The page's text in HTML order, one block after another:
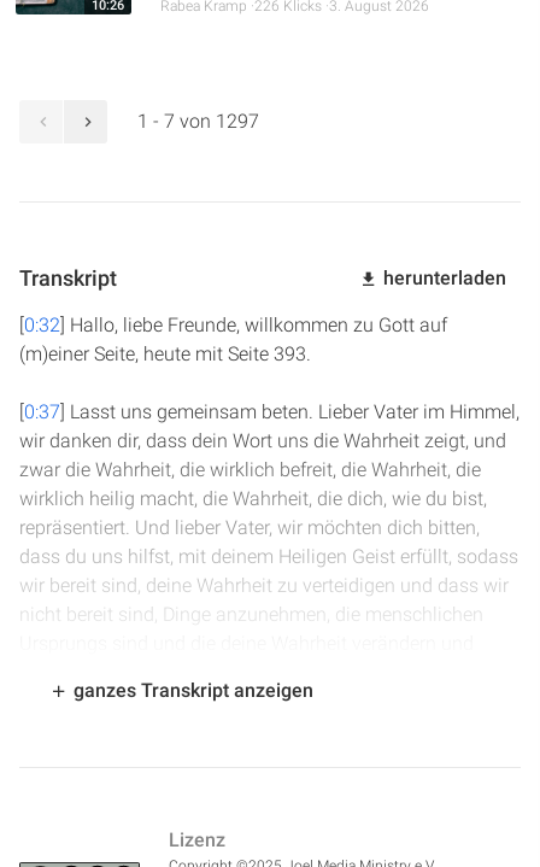
10:26 Rabea Kramp 226 Klicks 3. August 2026
1 - 7 von 1297
Transkript herunterladen
[0:32] Hallo, liebe Freunde, willkommen zu Gott auf
(m)einer Seite, heute mit Seite 393.
[0:37] Lasst uns gemeinsam beten. Lieber Vater im Himmel,
wir danken dir, dass dein Wort uns die Wahrheit zeigt, und
zwar die Wahrheit, die wirklich befreit, die Wahrheit, die
wirklich heilig macht, die Wahrheit, die dich, wie du bist,
repräsentiert. Und lieber Vater, wir möchten dich bitten,
dass du uns hilfst, mit deinem Heiligen Geist erfüllt, sodass
wir bereit sind, deine Wahrheit zu verteidigen und dass wir
nicht bereit sind, Dinge anzunehmen, die menschlichen
unverfälschten, reinen Wahrheit deines Wortes. Das bitten
Bethel dem König Jerobeam eine Prophezeiung zu geben
ganzes Transkript anzeigen
Lizenz